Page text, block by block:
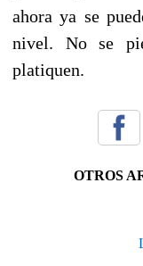
ahora ya se
nivel. No se
platiquen.
OTROS